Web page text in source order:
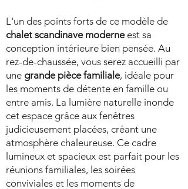
L'un des points forts de ce modèle de
chalet scandinave moderneest sa
conception intérieure bien pensée. Au
rez-de-chaussée, vous serez accueilli par
une grande pièce familiale, idéale pour
les moments de détente en famille ou
entre amis. La lumière naturelle inonde
cet espace grâce aux fenêtres
judicieusement placées, créant une
atmosphère chaleureuse. Ce cadre
lumineux et spacieux est parfait pour les
réunions familiales, les soirées
conviviales et les moments de